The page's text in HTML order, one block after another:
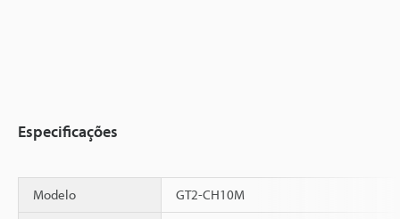
Especificações
Modelo GT2-CH10M